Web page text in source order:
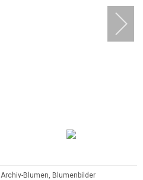
Archiv-Blumen, Blumenbilder